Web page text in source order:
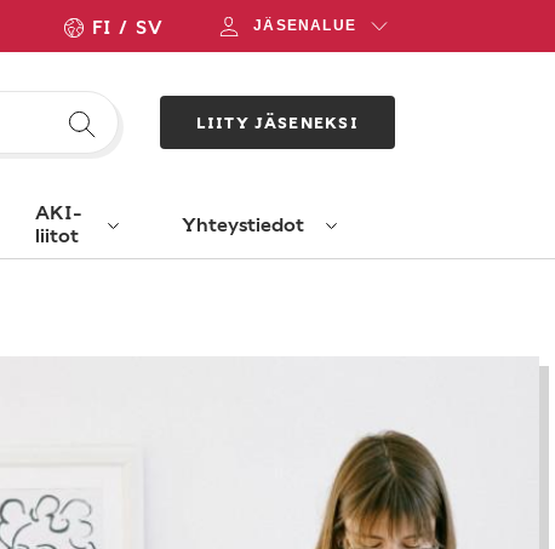
FI SV JÄSENALUE
LIITY JÄSENEKSI
AKI-
liitot
Yhteystiedot